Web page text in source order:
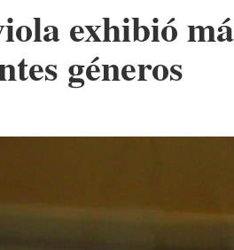
exhibió
géneros